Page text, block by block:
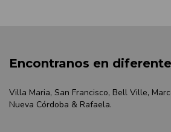
Encontranos en
Villa Maria, San Francisco, Bell Ville,
Nueva Córdoba & Rafaela.